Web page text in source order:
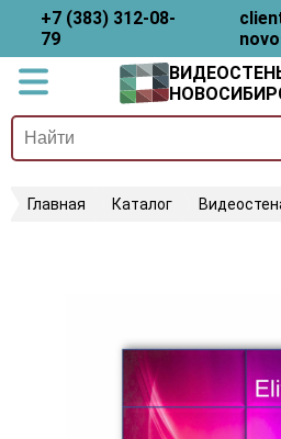
+7 (383) 312-08-
79
Главная Каталог